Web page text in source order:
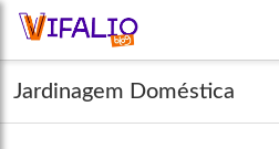
Jardinagem Doméstica